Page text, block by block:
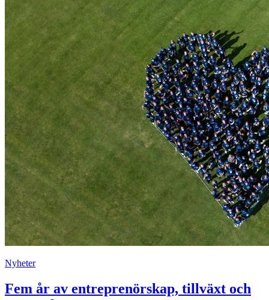
Nyheter
Fem år av entreprenörskap, tillväxt och